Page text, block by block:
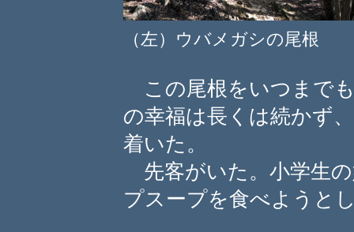
（左）ウバメガシの尾
この尾根をいつまで
の幸福は長くは続かず
着いた。
先客がいた。小学生
プスープを食べようと